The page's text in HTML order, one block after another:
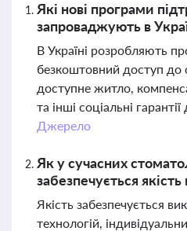
Які нові програми
запроваджують в
В Україні розробляють
безкоштовний доступ до
доступне житло,
та інші соціальні
Джерело
Як у сучасних
забезпечується якість
Якість забезпечується
технологій,